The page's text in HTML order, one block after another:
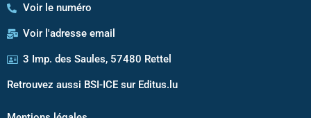
Voir le numéro
Voir l'adresse email
3 Imp. des Saules, 57480 Rettel
Retrouvez aussi BSI-ICE sur Editus.lu